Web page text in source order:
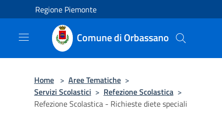
Salta al contenuto principale
Regione Piemonte
Comune di Orbassano
Home > Aree Tematiche >
Servizi Scolastici > Refezione Scolastica >
Refezione Scolastica - Richieste diete speciali